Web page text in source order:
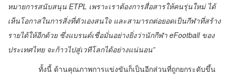
หมายการสนับสนุน ETPL เพราะเราต้องการสื่อสารให้คนรุ่นใหม่ ได้
เห็นโอกาสในการสิ่งที่ตัวเองสนใจ และสามารถต่อยอดเป็นกีฬาที่สร้าง
รายได้ให้อีกด้วย ซึ่งแบรนด์เชื่อมั่นอย่างยิ่งว่านักกีฬา eFootball ของ
ประเทศไทย จะก้าวไปสู่เวทีโลกได้อย่างแน่นอน”
ทั้งนี้ ด้านคุณภาพการแข่งขันก็เป็นอีกส่วนที่ถูกยกระดับขึ้น